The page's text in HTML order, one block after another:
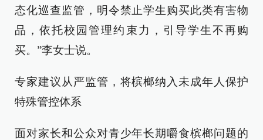
态化巡查监管，明令禁止学生购买此类有害物
品，依托校园管理约束力，引导学生不再购
买。”李女士说。
专家建议从严监管，将槟榔纳入未成年人保护
特殊管控体系
面对家长和公众对青少年长期嚼食槟榔问题的